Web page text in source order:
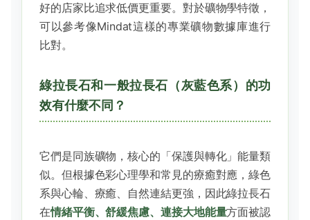
好的店家比追求低價更重要。對於礦物學特徵，
可以參考像Mindat這樣的專業礦物數據庫進行
比對。
綠拉長石和一般拉長石（灰藍色系）的功
效有什麼不同？
它們是同族礦物，核心的「保護與轉化」能量類
似。但根據色彩心理學和常見的療癒對應，綠色
系與心輪、療癒、自然連結更強，因此綠拉長石
在情緒平衡、舒緩焦慮、連接大地能量方面被認